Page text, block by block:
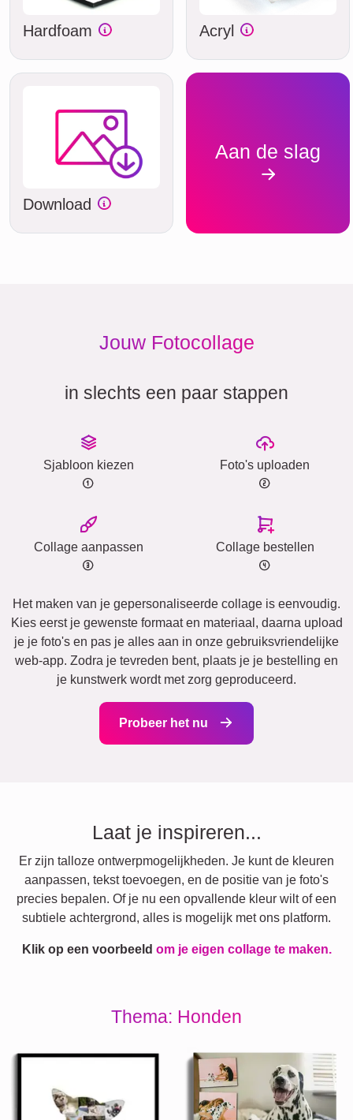
Hardfoam Acryl
Download
Aan de slag
Jouw Fotocollage
in slechts een paar stappen
Sjabloon kiezen Foto's uploaden
Collage aanpassen Collage bestellen
Het maken van je gepersonaliseerde collage is eenvoudig.
Kies eerst je gewenste formaat en materiaal, daarna upload
je je foto's en pas je alles aan in onze gebruiksvriendelijke
web-app. Zodra je tevreden bent, plaats je je bestelling en
je kunstwerk wordt met zorg geproduceerd.
Probeer het nu
Laat je inspireren...
Er zijn talloze ontwerpmogelijkheden. Je kunt de kleuren
aanpassen, tekst toevoegen, en de positie van je foto's
precies bepalen. Of je nu een opvallende kleur wilt of een
subtiele achtergrond, alles is mogelijk met ons platform.
Klik op een voorbeeld om je eigen collage te maken.
Thema: Honden